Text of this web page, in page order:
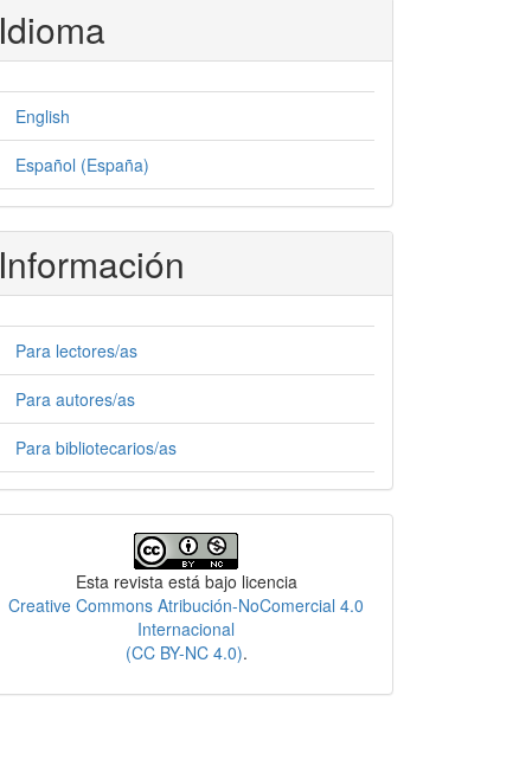
Idioma
English
Español (España)
Información
Para lectores/as
Para autores/as
Para bibliotecarios/as
Esta revista está bajo licencia
Creative Commons Atribución-NoComercial 4.0
Internacional
(CC BY-NC 4.0).